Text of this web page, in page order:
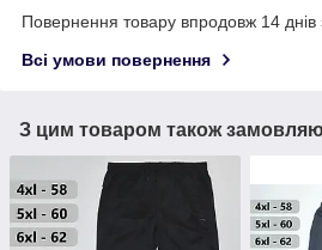
Повернення товару впродовж 14 днів
Всі умови повернення
З цим товаром також